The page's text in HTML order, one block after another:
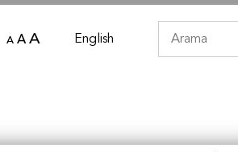
A A A English